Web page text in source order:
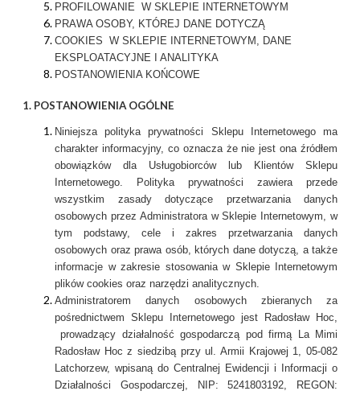
PROFILOWANIE W SKLEPIE INTERNETOWYM
PRAWA OSOBY, KTÓREJ DANE DOTYCZĄ
COOKIES W SKLEPIE INTERNETOWYM, DANE
EKSPLOATACYJNE I ANALITYKA
POSTANOWIENIA KOŃCOWE
1. POSTANOWIENIA OGÓLNE
Niniejsza polityka prywatności Sklepu Internetowego ma
charakter informacyjny, co oznacza że nie jest ona źródłem
obowiązków dla Usługobiorców lub Klientów Sklepu
Internetowego. Polityka prywatności zawiera przede
wszystkim zasady dotyczące przetwarzania danych
osobowych przez Administratora w Sklepie Internetowym, w
tym podstawy, cele i zakres przetwarzania danych
osobowych oraz prawa osób, których dane dotyczą, a także
informacje w zakresie stosowania w Sklepie Internetowym
plików cookies oraz narzędzi analitycznych.
Administratorem danych osobowych zbieranych za
pośrednictwem Sklepu Internetowego jest Radosław Hoc,
prowadzący działalność gospodarczą pod firmą La Mimi
Radosław Hoc z siedzibą przy ul. Armii Krajowej 1, 05-082
Latchorzew, wpisaną do Centralnej Ewidencji i Informacji o
Działalności Gospodarczej, NIP: 5241803192, REGON: